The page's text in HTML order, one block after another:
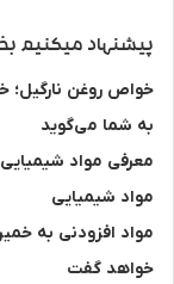
پیشنهاد میکنیم
خواص روغن نارگیل؛
به شما می‌گوید
معرفی مواد
مواد شیمیایی
مواد افزودنی به
خواهد گفت